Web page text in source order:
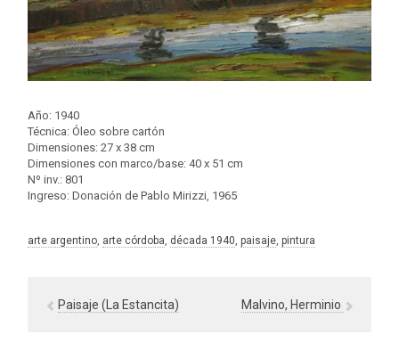
Año: 1940
Técnica: Óleo sobre cartón
Dimensiones: 27 x 38 cm
Dimensiones con marco/base: 40 x 51 cm
Nº inv.: 801
Ingreso: Donación de Pablo Mirizzi, 1965
arte argentino, arte córdoba, década 1940, paisaje, pintura
Paisaje (La Estancita) Malvino, Herminio